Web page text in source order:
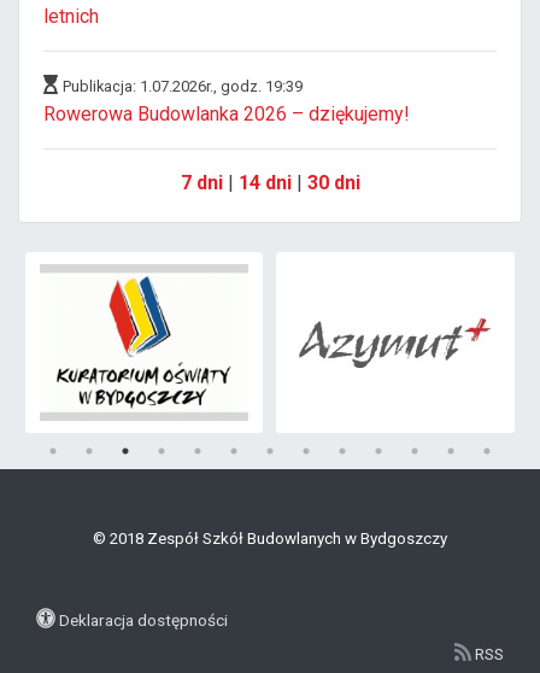
letnich
Publikacja: 1.07.2026r., godz. 19:39
Rowerowa Budowlanka 2026 – dziękujemy!
7 dni| 14 dni| 30 dni
© 2018 Zespół Szkół Budowlanych w Bydgoszczy
Deklaracja dostępności
RSS